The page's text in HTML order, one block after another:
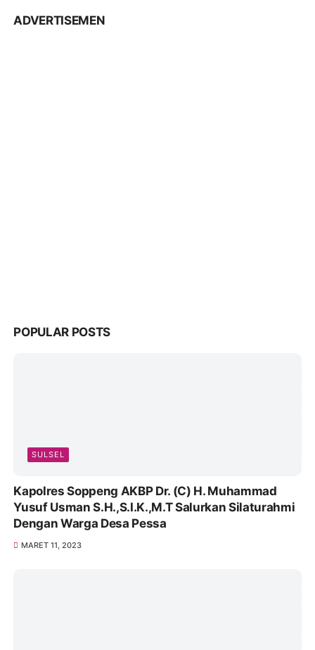
ADVERTISEMEN
POPULAR POSTS
SULSEL
Kapolres Soppeng AKBP Dr. (C) H. Muhammad
Yusuf Usman S.H.,S.I.K.,M.T Salurkan Silaturahmi
Dengan Warga Desa Pessa
MARET 11, 2023